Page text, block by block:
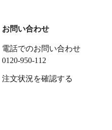
お問い合わせ
電話でのお問い合わせ
0120-950-112
注文状況を確認する